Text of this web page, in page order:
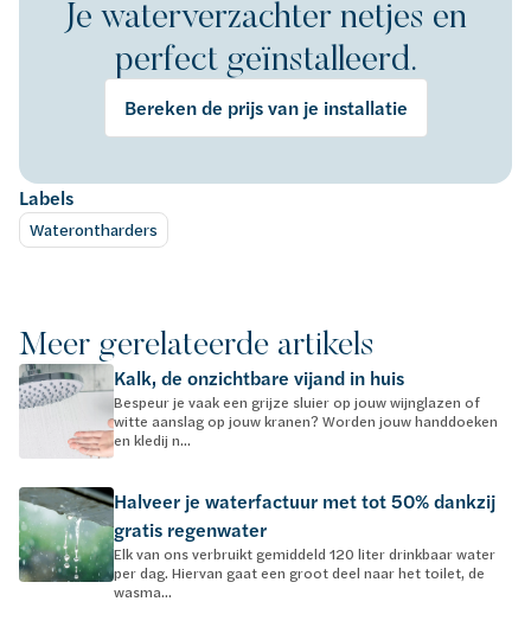
Je waterverzachter netjes en
perfect geïnstalleerd.
Bereken de prijs van je installatie
Labels
Waterontharders
Meer gerelateerde artikels
Kalk, de onzichtbare vijand in huis
Bespeur je vaak een grijze sluier op jouw wijnglazen of
witte aanslag op jouw kranen? Worden jouw handdoeken
en kledij n...
Halveer je waterfactuur met tot 50% dankzij
gratis regenwater
Elk van ons verbruikt gemiddeld 120 liter drinkbaar water
per dag. Hiervan gaat een groot deel naar het toilet, de
wasma...